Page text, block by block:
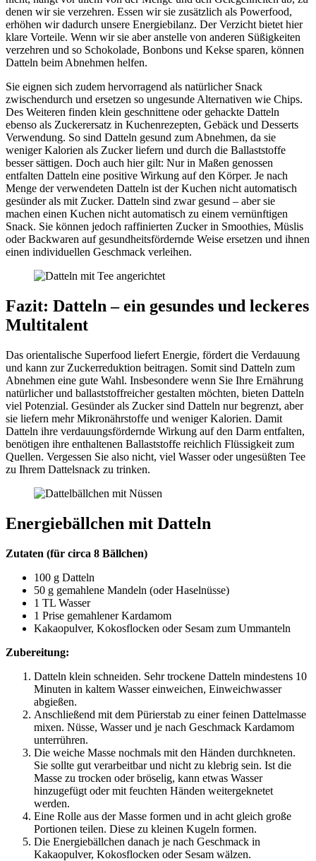
denen wir sie verzehren. Essen wir sie zusätzlich als Powerfood,
erhöhen wir dadurch unsere Energiebilanz. Der Verzicht bietet hier
klare Vorteile. Wenn wir sie aber anstelle von anderen Süßigkeiten
verzehren und so Schokolade, Bonbons und Kekse sparen, können
Datteln beim Abnehmen helfen.
Sie eignen sich zudem hervorragend als natürlicher Snack
zwischendurch und ersetzen so ungesunde Alternativen wie Chips.
Des Weiteren finden klein geschnittene oder gehackte Datteln
ebenso als Zuckerersatz in Kuchenrezepten, Gebäck und Desserts
Verwendung. So sind Datteln gesund zum Abnehmen, da sie
weniger Kalorien als Zucker liefern und durch die Ballaststoffe
besser sättigen. Doch auch hier gilt: Nur in Maßen genossen
entfalten Datteln eine positive Wirkung auf den Körper. Je nach
Menge der verwendeten Datteln ist der Kuchen nicht automatisch
gesünder als mit Zucker. Datteln sind zwar gesund – aber sie
machen einen Kuchen nicht automatisch zu einem vernünftigen
Snack. Sie können jedoch raffinierten Zucker in Smoothies, Müslis
oder Backwaren auf gesundheitsfördernde Weise ersetzen und ihnen
einen individuellen Geschmack verleihen.
Fazit: Datteln – ein gesundes und leckeres
Multitalent
Das orientalische Superfood liefert Energie, fördert die Verdauung
und kann zur Zuckerreduktion beitragen. Somit sind Datteln zum
Abnehmen eine gute Wahl. Insbesondere wenn Sie Ihre Ernährung
natürlicher und ballaststoffreicher gestalten möchten, bieten Datteln
viel Potenzial. Gesünder als Zucker sind Datteln nur begrenzt, aber
sie liefern mehr Mikronährstoffe und weniger Kalorien. Damit
Datteln ihre verdauungsfördernde Wirkung auf den Darm entfalten,
benötigen ihre enthaltenen Ballaststoffe reichlich Flüssigkeit zum
Quellen. Vergessen Sie also nicht, viel Wasser oder ungesüßten Tee
zu Ihrem Dattelsnack zu trinken.
Energiebällchen mit Datteln
Zutaten (für circa 8 Bällchen)
100 g Datteln
50 g gemahlene Mandeln (oder Haselnüsse)
1 TL Wasser
1 Prise gemahlener Kardamom
Kakaopulver, Kokosflocken oder Sesam zum Ummanteln
Zubereitung:
Datteln klein schneiden. Sehr trockene Datteln mindestens 10
Minuten in kaltem Wasser einweichen, Einweichwasser
abgießen.
Anschließend mit dem Pürierstab zu einer feinen Dattelmasse
mixen. Nüsse, Wasser und je nach Geschmack Kardamom
unterrühren.
Die weiche Masse nochmals mit den Händen durchkneten.
Sie sollte gut verarbeitbar und nicht zu klebrig sein. Ist die
Masse zu trocken oder bröselig, kann etwas Wasser
hinzugefügt oder mit feuchten Händen weitergeknetet
werden.
Eine Rolle aus der Masse formen und in acht gleich große
Portionen teilen. Diese zu kleinen Kugeln formen.
Die Energiebällchen danach je nach Geschmack in
Kakaopulver, Kokosflocken oder Sesam wälzen.